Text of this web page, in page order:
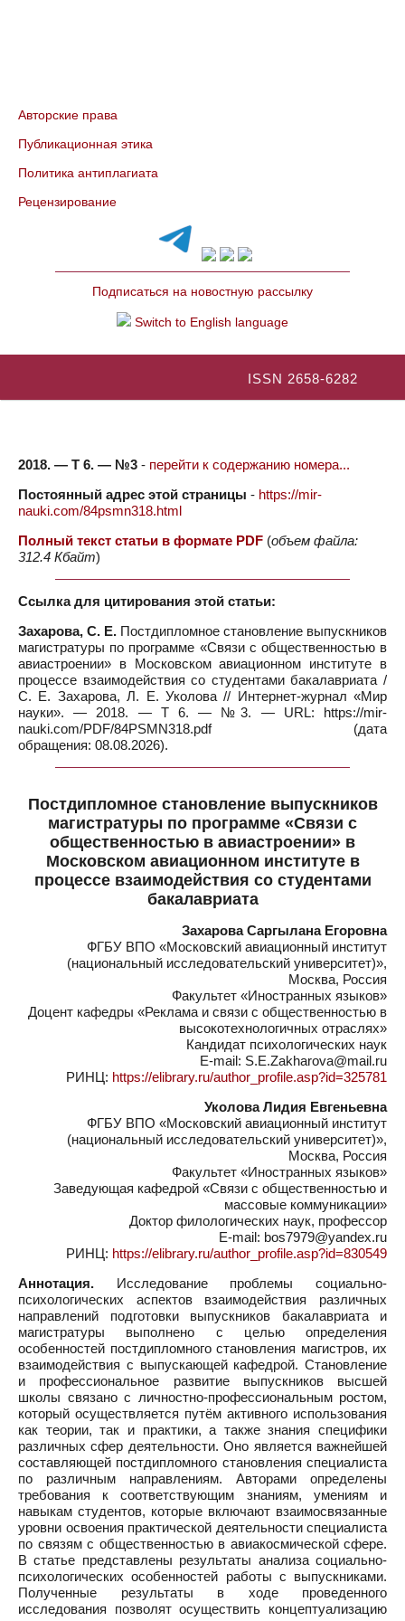
Авторские права
Публикационная этика
Политика антиплагиата
Рецензирование
Подписаться на новостную рассылку
Switch to English language
ISSN 2658-6282
2018. — Т 6. — №3 - перейти к содержанию номера...
Постоянный адрес этой страницы - https://mir-
nauki.com/84psmn318.html
Полный текст статьи в формате PDF (объем файла:
312.4 Кбайт)
Ссылка для цитирования этой статьи:
Захарова, С. Е. Постдипломное становление выпускников
магистратуры по программе «Связи с общественностью в
авиастроении» в Московском авиационном институте в
процессе взаимодействия со студентами бакалавриата /
С. Е. Захарова, Л. Е. Уколова // Интернет-журнал «Мир
науки». — 2018. — Т 6. — №3. — URL: https://mir-
nauki.com/PDF/84PSMN318.pdf (дата
обращения: 08.08.2026).
Постдипломное становление выпускников
магистратуры по программе «Связи с
общественностью в авиастроении» в
Московском авиационном институте в
процессе взаимодействия со студентами
бакалавриата
Захарова Саргылана Егоровна
ФГБУ ВПО «Московский авиационный институт
(национальный исследовательский университет)»,
Москва, Россия
Факультет «Иностранных языков»
Доцент кафедры «Реклама и связи с общественностью в
высокотехнологичных отраслях»
Кандидат психологических наук
E-mail: S.E.Zakharova@mail.ru
РИНЦ: https://elibrary.ru/author_profile.asp?id=325781
Уколова Лидия Евгеньевна
ФГБУ ВПО «Московский авиационный институт
(национальный исследовательский университет)»,
Москва, Россия
Факультет «Иностранных языков»
Заведующая кафедрой «Связи с общественностью и
массовые коммуникации»
Доктор филологических наук, профессор
E-mail: bos7979@yandex.ru
РИНЦ: https://elibrary.ru/author_profile.asp?id=830549
Аннотация. Исследование проблемы социально-
психологических аспектов взаимодействия различных
направлений подготовки выпускников бакалавриата и
магистратуры выполнено с целью определения
особенностей постдипломного становления магистров, их
взаимодействия с выпускающей кафедрой. Становление
и профессиональное развитие выпускников высшей
школы связано с личностно-профессиональным ростом,
который осуществляется путём активного использования
как теории, так и практики, а также знания специфики
различных сфер деятельности. Оно является важнейшей
составляющей постдипломного становления специалиста
по различным направлениям. Авторами определены
требования к соответствующим знаниям, умениям и
навыкам студентов, которые включают взаимосвязанные
уровни освоения практической деятельности специалиста
по связям с общественностью в авиакосмической сфере.
В статье представлены результаты анализа социально-
психологических особенностей работы с выпускниками.
Полученные результаты в ходе проведенного
исследования позволят осуществить концептуализацию